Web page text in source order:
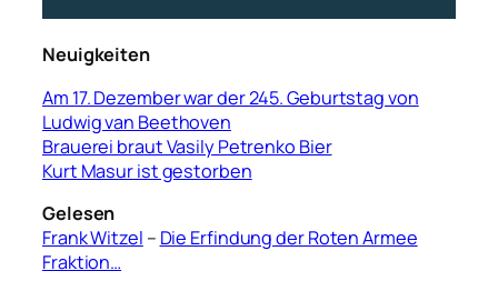
Neuigkeiten
Am 17. Dezember war der 245. Geburtstag von
Ludwig van Beethoven
Brauerei braut Vasily Petrenko Bier
Kurt Masur ist gestorben
Gelesen
Frank Witzel – Die Erfindung der Roten Armee
Fraktion…